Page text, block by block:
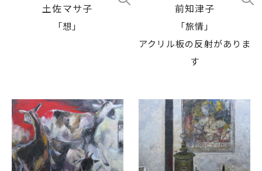
土佐マサ子
「想」
前知津子
「旅情」
アクリル板の反射がありま
す